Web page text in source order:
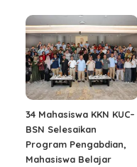
34 Mahasiswa KKN KUC–
BSN Selesaikan
Program Pengabdian,
Mahasiswa Belajar